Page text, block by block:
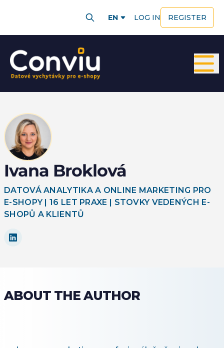
EN LOG IN REGISTER
Ivana Broklová
DATOVÁ ANALYTIKA A ONLINE MARKETING PRO
E-SHOPY | 16 LET PRAXE | STOVKY VEDENÝCH E-
SHOPŮ A KLIENTŮ
ABOUT THE AUTHOR